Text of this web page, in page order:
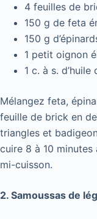
4 feuilles de
150 g de feta
150 g
1 petit oignon
1 c. à s. d’huile
Mélangez feta,
feuille de brick en
triangles et
cuire 8 à 10 minutes
mi-cuisson.
2. Samoussas de